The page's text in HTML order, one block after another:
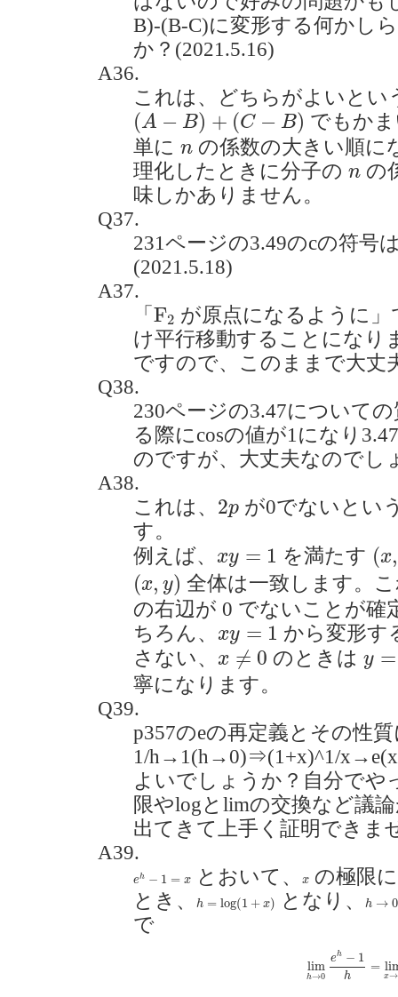
B)-(B-C)に変形する何かし
か？(2021.5.16)
A36.
これは、どちらがよいとい
(A − B) + (C − B)
(A− B)+( C−B)
でもか
単に n
n の係数の大きい順に
理化したときに分子の n
n の
味しかありません。
Q37.
231ページの3.49のcの符号
(2021.5.18)
A37.
「 F2
F2
が原点になるように」
け平行移動することになり
ですので、このままで大丈
Q38.
230ページの3.47について
る際にcosの値が1になり
のですが、大丈夫なのでし
A38.
これは、 2p
2p が0でないとい
す。
例えば、
xy = 1
xy= を満たす (x,
(
(x, y)
( y)
全体は一致します。
の右辺が 0 でないことが確
ちろん、
xy = 1
xy=1
から変形す
さない、
x ≠ 0
x≠ 0 のときはy =
y= 1
寧になります。
Q39.
p357のeの再定義とその性
1/h→1(h→0)⇒(1+x)^1/
よいでしょうか？自分でや
限やlogとlimの交換など議
出てきて上手く証明できま
A39.
eh − 1 = x
h = とおいて、x
x の極限
とき、
h = log(1 + x)
h log(1+x となり、h → 0
h 0
で
lim
h→0
eh − 1
h
=
x→
→ h−